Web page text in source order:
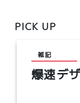
PICK UP
雑記
爆速デ